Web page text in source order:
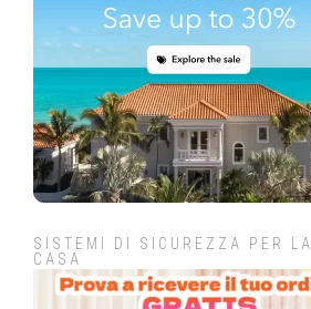
SISTEMI DI SICUREZZA PER LA
CASA